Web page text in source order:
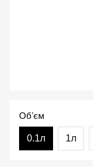
Обʼєм
0.1л 1л